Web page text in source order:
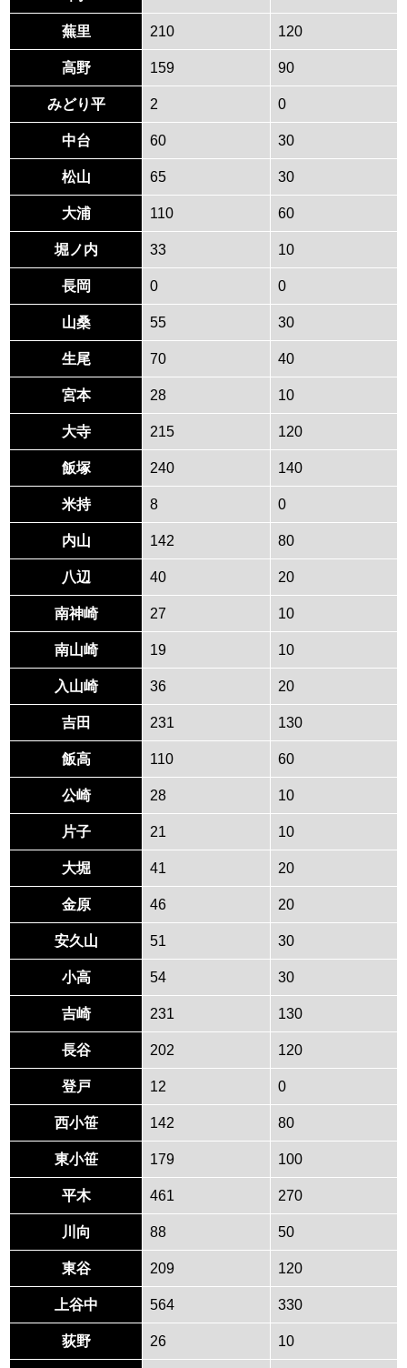
蕪里 210 120
高野 159 90
みどり平 2 0
中台 60 30
松山 65 30
大浦 110 60
堀ノ内 33 10
長岡 0 0
山桑 55 30
生尾 70 40
宮本 28 10
大寺 215 120
飯塚 240 140
米持 8 0
内山 142 80
八辺 40 20
南神崎 27 10
南山崎 19 10
入山崎 36 20
吉田 231 130
飯高 110 60
公崎 28 10
片子 21 10
大堀 41 20
金原 46 20
安久山 51 30
小高 54 30
吉崎 231 130
長谷 202 120
登戸 12 0
西小笹 142 80
東小笹 179 100
平木 461 270
川向 88 50
東谷 209 120
上谷中 564 330
荻野 26 10